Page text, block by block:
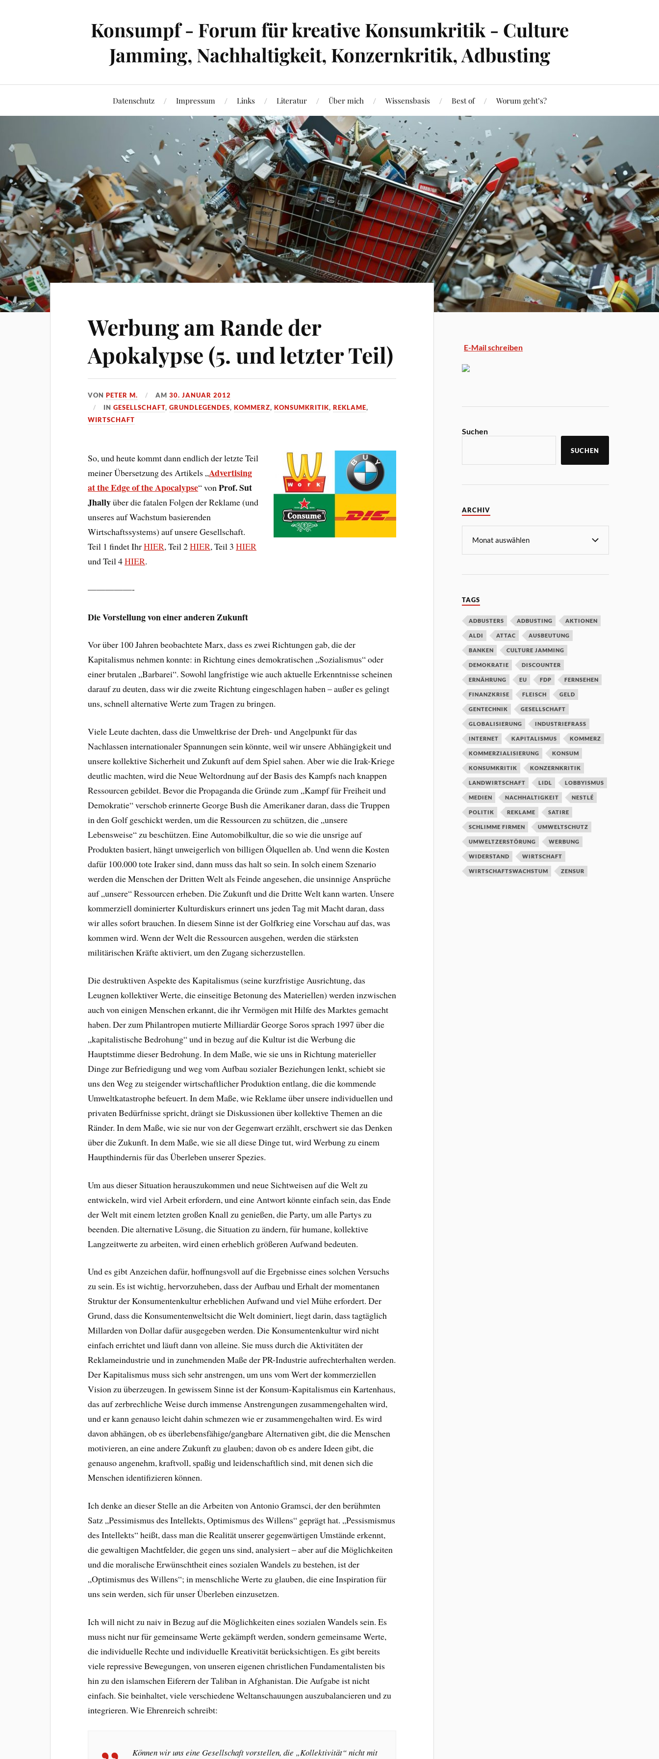
Konsumpf - Forum für kreative Konsumkritik - Culture
Jamming, Nachhaltigkeit, Konzernkritik, Adbusting
Datenschutz Impressum Links Literatur Über mich Wissensbasis Best of Worum geht’s?
Werbung am Rande der
Apokalypse (5. und letzter Teil)
VONPETER M. AM30. JANUAR 2012
INGESELLSCHAFT,GRUNDLEGENDES,KOMMERZ,KONSUMKRITIK,REKLAME,
WIRTSCHAFT
So, und heute kommt dann endlich der letzte Teil
meiner Übersetzung des Artikels „Advertising
at the Edge of the Apocalypse“ vonProf. Sut
Jhallyüber die fatalen Folgen der Reklame (und
unseres auf Wachstum basierenden
Wirtschaftssystems) auf unsere Gesellschaft.
Teil 1 findet IhrHIER, Teil 2HIER, Teil 3HIER
und Teil 4HIER.
—————-
Die Vorstellung von einer anderen Zukunft
Vor über 100 Jahren beobachtete Marx, dass es zwei Richtungen gab, die der
Kapitalismus nehmen konnte: in Richtung eines demokratischen „Sozialismus“ oder
einer brutalen „Barbarei“. Sowohl langfristige wie auch aktuelle Erkenntnisse scheinen
darauf zu deuten, dass wir die zweite Richtung eingeschlagen haben – außer es gelingt
uns, schnell alternative Werte zum Tragen zu bringen.
Viele Leute dachten, dass die Umweltkrise der Dreh- und Angelpunkt für das
Nachlassen internationaler Spannungen sein könnte, weil wir unsere Abhängigkeit und
unsere kollektive Sicherheit und Zukunft auf dem Spiel sahen. Aber wie die Irak-Kriege
deutlic machten, wird die Neue Weltordnung auf der Basis des Kampfs nach knappen
Ressourcen gebildet. Bevor die Propaganda die Gründe zum „Kampf für Freiheit und
Demokratie“ verschob erinnerte George Bush die Amerikaner daran, dass die Truppen
in den Golf geschickt werden, um die Ressourcen zu schützen, die „unsere
Lebensweise“ zu beschützen. Eine Automobilkultur, die so wie die unsrige auf
Produkten basiert, hängt unweigerlich von billigen Ölquellen ab. Und wenn die Kosten
dafür 100.000 tote Iraker sind, dann muss das halt so sein. In solch einem Szenario
werden die Menschen der Dritten Welt als Feinde angesehen, die unsinnige Ansprüche
auf „unsere“ Ressourcen erheben. Die Zukunft und die Dritte Welt kann warten. Unsere
kommerziell dominierter Kulturdiskurs erinnert uns jeden Tag mit Macht daran, dass
wir alles sofort brauchen. In diesem Sinne ist der Golfkrieg eine Vorschau auf das, was
kommen wird. Wenn der Welt die Ressourcen ausgehen, werden die stärksten
militärischen Kräfte aktiviert, um den Zugang sicherzustellen.
Die destruktiven Aspekte des Kapitalismus (seine kurzfristige Ausrichtung, das
Leugnen kollektiver Werte, die einseitige Betonung des Materiellen) werden inzwischen
auch von einigen Menschen erkannt, die ihr Vermögen mit Hilfe des Marktes gemacht
haben. Der zum Philantropen mutierte Milliardär George Soros sprach 1997 über die
„kapitalistische Bedrohung“ und in bezug auf die Kultur ist die Werbung die
Hauptstimme dieser Bedrohung. In dem Maße, wie sie uns in Richtung materieller
Dinge zur Befriedigung und weg vom Aufbau sozialer Beziehungen lenkt, schiebt sie
uns den Weg zu steigender wirtschaftlicher Produktion entlang, die die kommende
Umweltkatastrophe befeuert. In dem Maße, wie Reklame über unsere individuellen und
privaten Bedürfnisse spricht, drängt sie Diskussionen über kollektive Themen an die
Ränder. In dem Maße, wie sie nur von der Gegenwart erzählt, erschwert sie das Denken
über die Zukunft. In dem Maße, wie sie all diese Dinge tut, wird Werbung zu einem
Haupthindernis für das Überleben unserer Spezies.
Um aus dieser Situation herauszukommen und neue Sichtweisen auf die Welt zu
entwickeln, wird viel Arbeit erfordern, und eine Antwort könnte einfach sein, das Ende
der Welt mit einem letzten großen Knall zu genießen, die Party, um alle Partys zu
beenden. Die alternative Lösung, die Situation zu ändern, für humane, kollektive
Langzeitwerte zu arbeiten, wird einen erheblich größeren Aufwand bedeuten.
Und es gibt Anzeichen dafür, hoffnungsvoll auf die Ergebnisse eines solchen Versuchs
zu sein. Es ist wichtig, hervorzuheben, dass der Aufbau und Erhalt der momentanen
Struktur der Konsumentenkultur erheblichen Aufwand und viel Mühe erfordert. Der
Grund, dass die Konsumentenweltsicht die Welt dominiert, liegt darin, dass tagtäglich
Millarden von Dollar dafür ausgegeben werden. Die Konsumentenkultur wird nicht
einfach errichtet und läuft dann von alleine. Sie muss durch die Aktivitäten der
Reklameindustrie und in zunehmenden Maße der PR-Industrie aufrechterhalten werden.
Der Kapitalismus muss sich sehr anstrengen, um uns vom Wert der kommerziellen
Vision zu überzeugen. In gewissem Sinne ist der Konsum-Kapitalismus ein Kartenhaus,
das auf zerbrechliche Weise durch immense Anstrengungen zusammengehalten wird,
und er kann genauso leicht dahin schmezen wie er zusammengehalten wird. Es wird
davon abhängen, ob es überlebensfähige/gangbare Alternativen gibt, die die Menschen
motivieren, an eine andere Zukunft zu glauben; davon ob es andere Ideen gibt, die
genauso angenehm, kraftvoll, spaßig und leidenschaftlich sind, mit denen sich die
Menschen identifizieren können.
Ich denke an dieser Stelle an die Arbeiten von Antonio Gramsci, der den berühmten
Satz „Pessimismus des Intellekts, Optimismus des Willens“ geprägt hat. „Pessismismus
des Intellekts“ heißt, dass man die Realität unserer gegenwärtigen Umstände erkennt,
die gewaltigen Machtfelder, die gegen uns sind, analysiert – aber auf die Möglichkeiten
und die moralische Erwünschtheit eines sozialen Wandels zu bestehen, ist der
„Optimismus des Willens“; in menschliche Werte zu glauben, die eine Inspiration für
uns sein werden, sich für unser Überleben einzusetzen.
Ich will nicht zu naiv in Bezug auf die Möglichkeiten eines sozialen Wandels sein. Es
muss nicht nur für gemeinsame Werte gekämpft werden, sondern gemeinsame Werte,
die individuelle Rechte und individuelle Kreativität berücksichtigen. Es gibt bereits
viele repressive Bewegungen, von unseren eigenen christlichen Fundamentalisten bis
hin zu den islamschen Eiferern der Taliban in Afghanistan. Die Aufgabe ist nicht
einfach. Sie beinhaltet, viele verschiedene Weltanschauungen auszubalancieren und zu
integrieren. Wie Ehrenreich schreibt:
Können wir uns eine Gesellschaft vorstellen, die „Kollektivität“ nicht mit
E-Mail schreiben
Suchen
SUCHEN
ARCHIV
TAGS
ADBUSTERS ADBUSTING AKTIONEN
ALDI ATTAC AUSBEUTUNG
BANKEN CULTURE JAMMING
DEMOKRATIE DISCOUNTER
ERNÄHRUNG EU FDP FERNSEHEN
FINANZKRISE FLEISCH GELD
GENTECHNIK GESELLSCHAFT
GLOBALISIERUNG INDUSTRIEFRASS
INTERNET KAPITALISMUS KOMMERZ
KOMMERZIALISIERUNG KONSUM
KONSUMKRITIK KONZERNKRITIK
LANDWIRTSCHAFT LIDL LOBBYISMUS
MEDIEN NACHHALTIGKEIT NESTLÉ
POLITIK REKLAME SATIRE
SCHLIMME FIRMEN UMWELTSCHUTZ
UMWELTZERSTÖRUNG WERBUNG
WIDERSTAND WIRTSCHAFT
WIRTSCHAFTSWACHSTUM ZENSUR